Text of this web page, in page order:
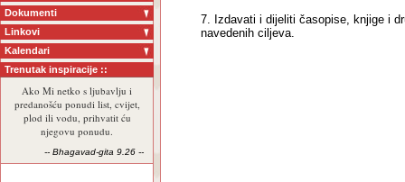
Dokumenti
Linkovi
Kalendari
Trenutak inspiracije ::
Ako Mi netko s ljubavlju i
predanošću ponudi list, cvijet,
plod ili vodu, prihvatit ću
njegovu ponudu.
-- Bhagavad-gita 9.26 --
7. Izdavati i dijeliti časopise, knjige i
navedenih ciljeva.